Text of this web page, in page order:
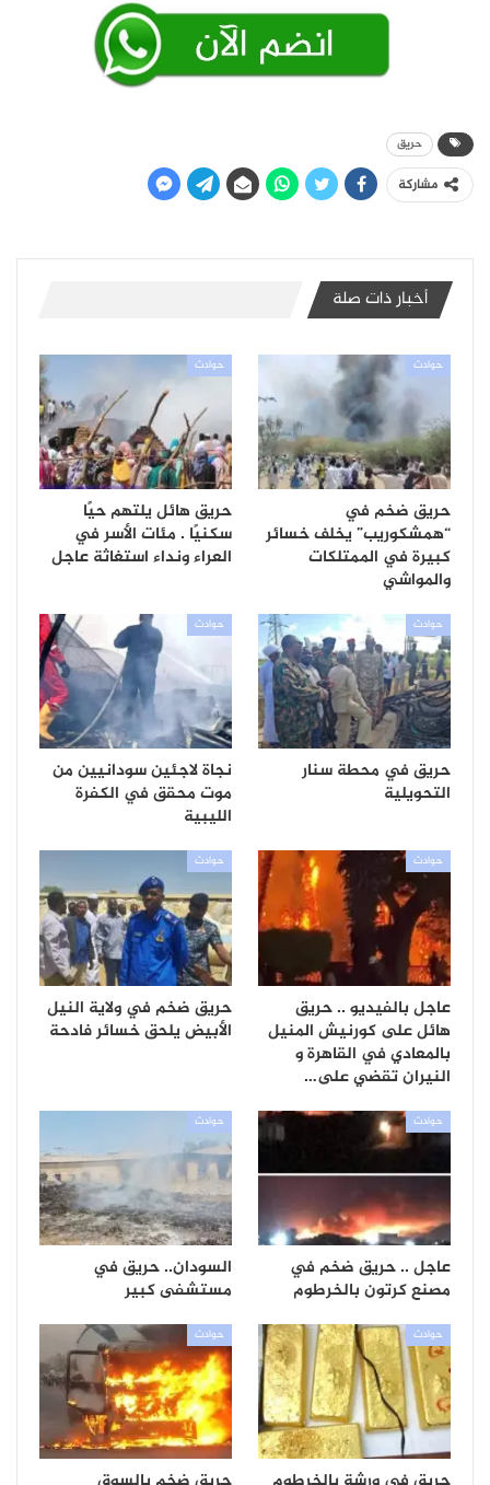
حريق
مشاركة
أخبار ذات صلة
حوادث
حريق ضخم في
“همشكوريب” يخلف خسائر
كبيرة في الممتلكات
والمواشي
حوادث
حريق هائل يلتهم حيًا
سكنيًا . مئات الأسر في
العراء ونداء استغاثة عاجل
حوادث
حريق في محطة سنار
التحويلية
حوادث
نجاة لاجئين سودانيين من
موت محقق في الكفرة
الليبية
حوادث
عاجل بالفيديو .. حريق
هائل على كورنيش المنيل
بالمعادي في القاهرة و
النيران تقضي على…
حوادث
حريق ضخم في ولاية النيل
الأبيض يلحق خسائر فادحة
حوادث
عاجل .. حريق ضخم في
مصنع كرتون بالخرطوم
حوادث
السودان.. حريق في
مستشفى كبير
حوادث حوادث